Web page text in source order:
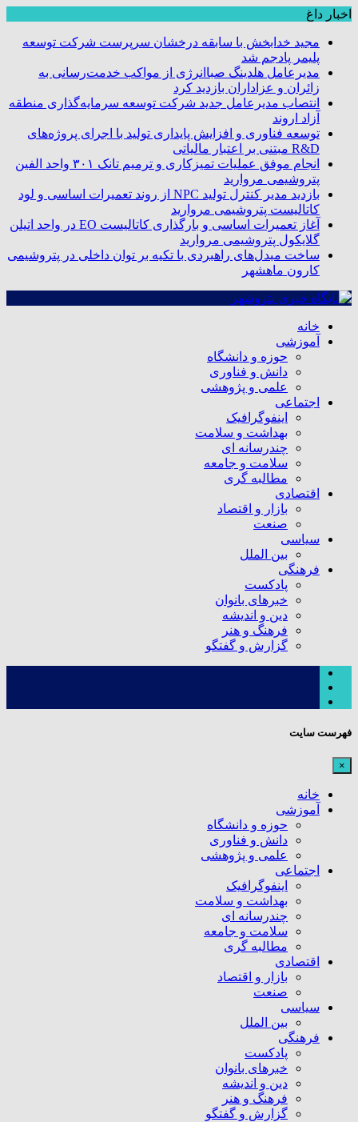
اخبار داغ
مجید خدابخش با سابقه درخشان سرپرست شرکت توسعه
پلیمر پادجم شد
مدیرعامل هلدینگ صباانرژی از مواکب خدمت‌رسانی به
زائران و عزاداران بازدید کرد
انتصاب مدیرعامل جدید شرکت توسعه سرمایه‌گذاری منطقه
آزاد اروند
توسعه فناوری و افزایش پایداری تولید با اجرای پروژه‌های
R&D مبتنی بر اعتبار مالیاتی
انجام موفق عملیات تمیزکاری و ترمیم تانک ۳۰۱ واحد الفین
پتروشیمی مروارید
بازدید مدیر کنترل تولید NPC از روند تعمیرات اساسی و لود
کاتالیست پتروشیمی مروارید
آغاز تعمیرات اساسی و بارگذاری کاتالیست EO در واحد اتیلن
گلایکول پتروشیمی مروارید
ساخت مبدل‌های راهبردی با تکیه بر توان داخلی در پتروشیمی
کارون ماهشهر
خانه
آموزشی
حوزه و دانشگاه
دانش و فناوری
علمی و پژوهشی
اجتماعی
اینفوگرافیک
بهداشت و سلامت
چندرسانه ای
سلامت و جامعه
مطالبه گری
اقتصادی
بازار و اقتصاد
صنعت
سیاسی
بین الملل
فرهنگی
پادکست
خبرهای بانوان
دین و اندیشه
فرهنگ و هنر
گزارش و گفتگو
فهرست سایت
×
خانه
آموزشی
حوزه و دانشگاه
دانش و فناوری
علمی و پژوهشی
اجتماعی
اینفوگرافیک
بهداشت و سلامت
چندرسانه ای
سلامت و جامعه
مطالبه گری
اقتصادی
بازار و اقتصاد
صنعت
سیاسی
بین الملل
فرهنگی
پادکست
خبرهای بانوان
دین و اندیشه
فرهنگ و هنر
گزارش و گفتگو